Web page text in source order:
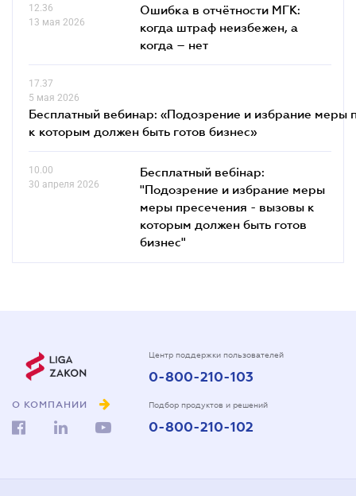
12.36
13 мая 2026
Ошибка в отчётности МГК:
когда штраф неизбежен, а
когда – нет
17.37
5 мая 2026
Бесплатный вебинар: «Подозрение и избрание меры
к которым должен быть готов бизнес»
10.00
30 апреля 2026
Бесплатный вебінар:
"Подозрение и избрание меры
меры пресечения - вызовы к
которым должен быть готов
бизнес"
О КОМПАНИИ
Центр поддержки пользователей
0-800-210-103
Подбор продуктов и решений
0-800-210-102